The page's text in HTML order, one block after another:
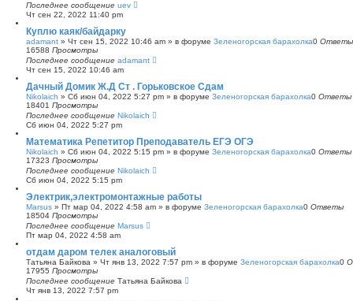
Последнее сообщение uev
Чт сен 22, 2022 11:40 pm
Куплю каяк/байдарку
adamant » Чт сен 15, 2022 10:46 am » в форуме Зеленогорская барахолка0 Ответы
16588 Просмотры
Последнее сообщение adamant
Чт сен 15, 2022 10:46 am
Дачный Домик Ж.Д Ст . Горьковское Сдам
Nikolaich » Сб июн 04, 2022 5:27 pm » в форуме Зеленогорская барахолка0 Ответы
18401 Просмотры
Последнее сообщение Nikolaich
Сб июн 04, 2022 5:27 pm
Математика Репетитор Преподаватель ЕГЭ ОГЭ
Nikolaich » Сб июн 04, 2022 5:15 pm » в форуме Зеленогорская барахолка0 Ответы
17323 Просмотры
Последнее сообщение Nikolaich
Сб июн 04, 2022 5:15 pm
Электрик,электромонтажные работы
Marsus » Пт мар 04, 2022 4:58 am » в форуме Зеленогорская барахолка0 Ответы
18504 Просмотры
Последнее сообщение Marsus
Пт мар 04, 2022 4:58 am
отдам даром телек аналоговый
Татьяна Байкова » Чт янв 13, 2022 7:57 pm » в форуме Зеленогорская барахолка0
17955 Просмотры
Последнее сообщение Татьяна Байкова
Чт янв 13, 2022 7:57 pm